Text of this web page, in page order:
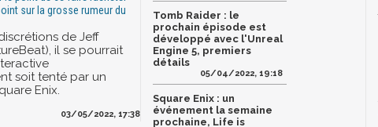
sur la grosse rumeur du
de Jeff
il se pourrait
soit tenté par un
Enix.
03/05/2022, 17:38
Tomb Raider : le
prochain épisode est
développé avec l'Unreal
Engine 5, premiers
détails
05/04/2022, 19:18
Square Enix : un
événement la semaine
prochaine, Life is